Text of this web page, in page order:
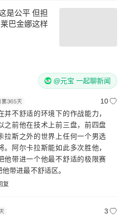
是公平 但担
巴金娜这样
@元宝 一起聊新闻
10
并不舒适的环境下的作战能力，
之前他在技术上前三盘，前四盘
拉斯之外的世界上任何一个男选
。阿尔卡拉斯能如此多次胜他，
他带进一个他最不舒适的极限赛
带进最不舒适区。
复
3